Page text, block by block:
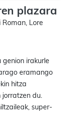
plazara
Roman, Lore
genion irakurle
eramango
hitza
jorratzen du.
super-